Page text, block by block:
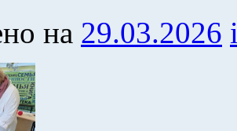
на 29.03.2026